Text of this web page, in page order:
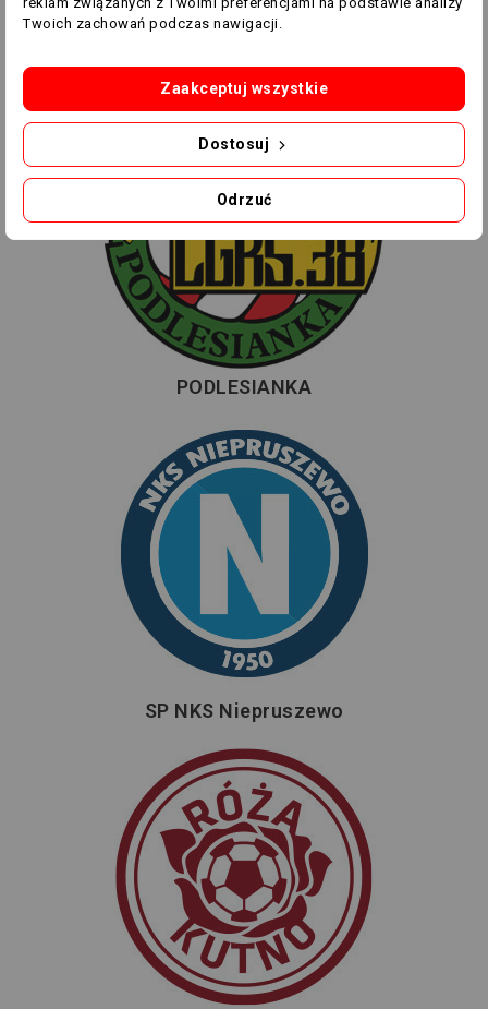
SPARTA ŻORY
PODLESIANKA
SP NKS Niepruszewo
Twoich zachowań podczas nawigacji.
Odrzuć
Dostosuj
Zaakceptuj wszystkie